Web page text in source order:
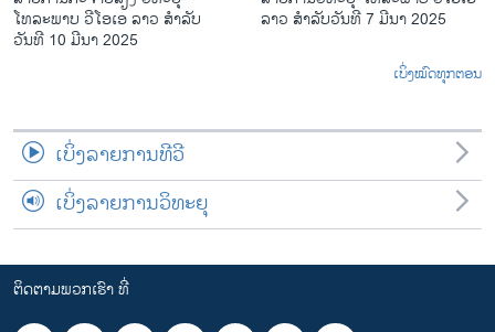
ໂທລະພາບ ວີໂອເອ ລາວ ສຳລັບ
ວັນທີ 10 ມີນາ 2025
ລາວ ສຳ​ລັບ​ວັນ​ທີ 7 ມີ​ນາ 2025
ເບິ່ງໝົດທຸກຕອນ
ເບິ່ງລາຍການທີວີ
ເບິ່ງລາຍການວິທະຍຸ
ຕິດຕາມພວກເຮົາ ທີ່